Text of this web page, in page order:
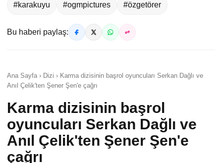
#karakuyu #ogmpictures #özgetörer
Bu haberi paylaş:
Ana Sayfa › Dizi › Karma dizisinin başrol oyuncuları Serkan Dağlı ve
Anıl Çelik'ten Şener Şen'e çağrı
Karma dizisinin başrol
oyuncuları Serkan Dağlı ve
Anıl Çelik'ten Şener Şen'e
çağrı